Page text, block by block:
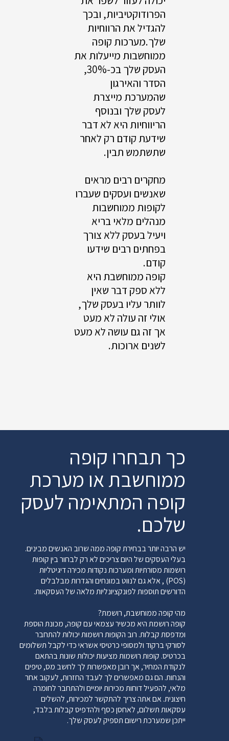
הפרודוקטיביות, ובכך
להגדיל את הרווחיות
שלך.מערכות קופה
ממוחשבות מייעלות את
העסק שלך בכ-30%,
הסדר והאירגון
שהמערכת מייצרת
לעסק שלך ובנוסף
הריווחיות היא לא דבר
שידעת קודם רק לאחר
שתשתמש תבין.
מחקרים רבים מראים
שאנשים ועסקים שעברו
לקופות ממוחשבות
מנהלים מלאי בריא
ויעיל בעסק ללא צורך
בפחתים רבים שידעו
קודם.
קופה ממוחשבת היא
ללא ספק דבר שאין
לוותר עליו בעסק שלך,
אולי זה עולה לא מעט
אך זה גם עושה לא מעט
לשנים ארוכות.
כך תבחרו קופה
ממוחשבת או מערכת
קופה המתאימה לעסק
שלכם.
יש הרבה יותר בבחירת קופה ממה שרוב האנשים מבינים.
בעלי העסקים של היום צריכים לא רק לבחור בין קופות
רושמות מסורתיות ומערכות נקודות מכירה דיגיטליות
(POS) , אלא גם לנווט במונחים והגדרות מבלבלים
הדורשים תוספות לפונקציונליות מלאה של העסקאות.
מהי קופה ממוחשבת, רושמת?
קופה רושמת היא מכשיר עצמאי עם קופה, מכונת הוספת
ומדפסת קבלות. רוב הקופות רושמות יכולות להתחבר
לסורקי ברקוד ולמסופי כרטיסי אשראי כדי לקבל תשלומים
בכרטיס. קופות רושמות מציעות יכולות שונות בהתאם
לנקודת המחיר, אך רובן מאפשרות לך לחשב מס, טיפים
והנחות. הם גם מאפשרים לך לעבד החזרות, לעקוב אחר
מלאי, להפעיל דוחות מכירות יומיים ולהתחבר לחומרה
חיצונית. אם אתה צריך להתקשר למכירות, להשלים
עסקאות תשלום, לאחסן כסף ולהדפיס קבלות בלבד,
ייתכן שמערכת רישום תספיק לעסק שלך.